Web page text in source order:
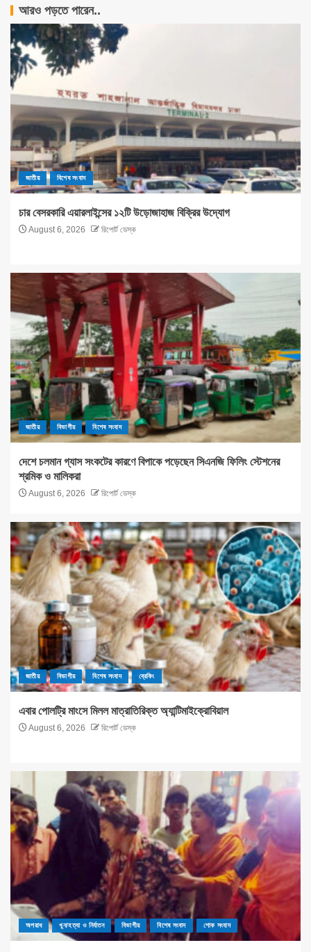
আরও পড়তে পারেন..
জাতীয় বিশেষ সংবাদ
চার বেসরকারি এয়ারলাইন্সের ১২টি উড়োজাহাজ বিক্রির উদ্যোগ
August 6, 2026 রিপোর্ট ডেস্ক
জাতীয় বিভাগীয় বিশেষ সংবাদ
দেশে চলমান গ্যাস সংকটের কারণে বিপাকে পড়েছেন সিএনজি ফিলিং স্টেশনের
শ্রমিক ও মালিকরা
August 6, 2026 রিপোর্ট ডেস্ক
জাতীয় বিভাগীয় বিশেষ সংবাদ ব্রেকিং
এবার পোলট্রি মাংসে মিলল মাত্রাতিরিক্ত অ্যান্টিমাইক্রোবিয়াল
August 6, 2026 রিপোর্ট ডেস্ক
অপরাধ খুন/হত্যা ও নির্যাতন বিভাগীয় বিশেষ সংবাদ শোক সংবাদ